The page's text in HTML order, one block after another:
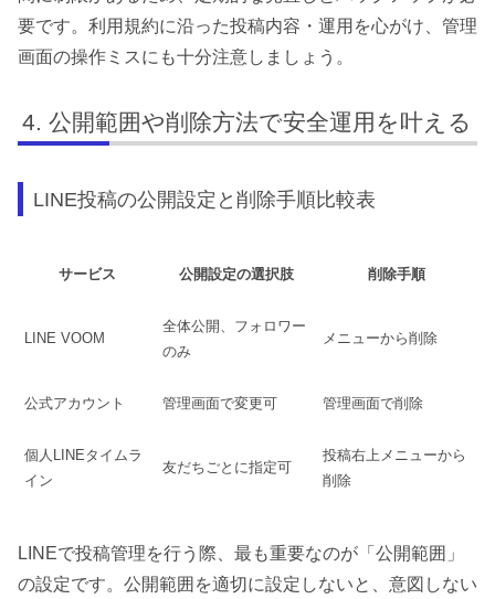
要です。利用規約に沿った投稿内容・運用を心がけ、管理
画面の操作ミスにも十分注意しましょう。
公開範囲や削除方法で安全運用を叶える
LINE投稿の公開設定と削除手順比較表
サービス 公開設定の選択肢 削除手順
LINE VOOM
全体公開、フォロワー
のみ
メニューから削除
公式アカウント 管理画面で変更可 管理画面で削除
個人LINEタイムラ
イン
友だちごとに指定可
投稿右上メニューから
削除
LINEで投稿管理を行う際、最も重要なのが「公開範囲」
の設定です。公開範囲を適切に設定しないと、意図しない